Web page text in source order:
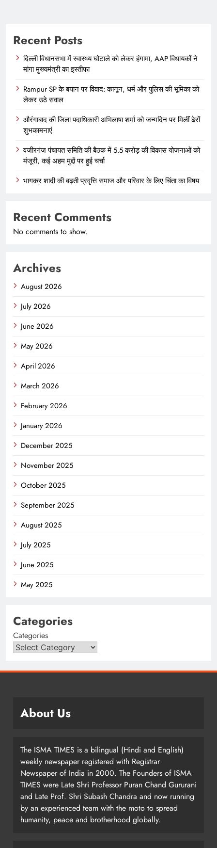
Recent Posts
दिल्ली विधानसभा में स्वास्थ्य घोटाले को लेकर हंगामा, AAP विधायकों ने
मांगा मुख्यमंत्री का इस्तीफा
Rampur SP के बयान पर विवाद: कानून, धर्म और पुलिस की भूमिका को
लेकर उठे सवाल
औरंगाबाद की जिला पदाधिकारी अभिलाषा शर्मा को जन्मदिन पर मिलीं ढेरों
शुभकामनाएं
वजीरगंज पंचायत समिति की बैठक में 5.5 करोड़ की विकास योजनाओं को
मंजूरी, कई अहम मुद्दों पर हुई चर्चा
भागकर शादी की बढ़ती प्रवृत्ति समाज और परिवार के लिए चिंता का विषय
Recent Comments
No comments to show.
Archives
August 2026
July 2026
June 2026
May 2026
April 2026
March 2026
February 2026
January 2026
December 2025
November 2025
October 2025
September 2025
August 2025
July 2025
June 2025
May 2025
Categories
Categories
About Us
The ISMA TIMES is a bilingual (Hindi and English)
weekly newspaper registered with Registrar
Newspaper of India in 2000. The Founders of ISMA
TIMES were Late Shri Professor Puran Chand Gururani
and Late Prof. Shri Subash Chandra and now running
by an experienced team with the moto to spread
humanity, peace and brotherhood globally.